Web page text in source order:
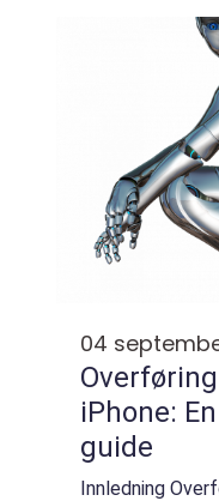
04
iPhone:
guide
Innledning